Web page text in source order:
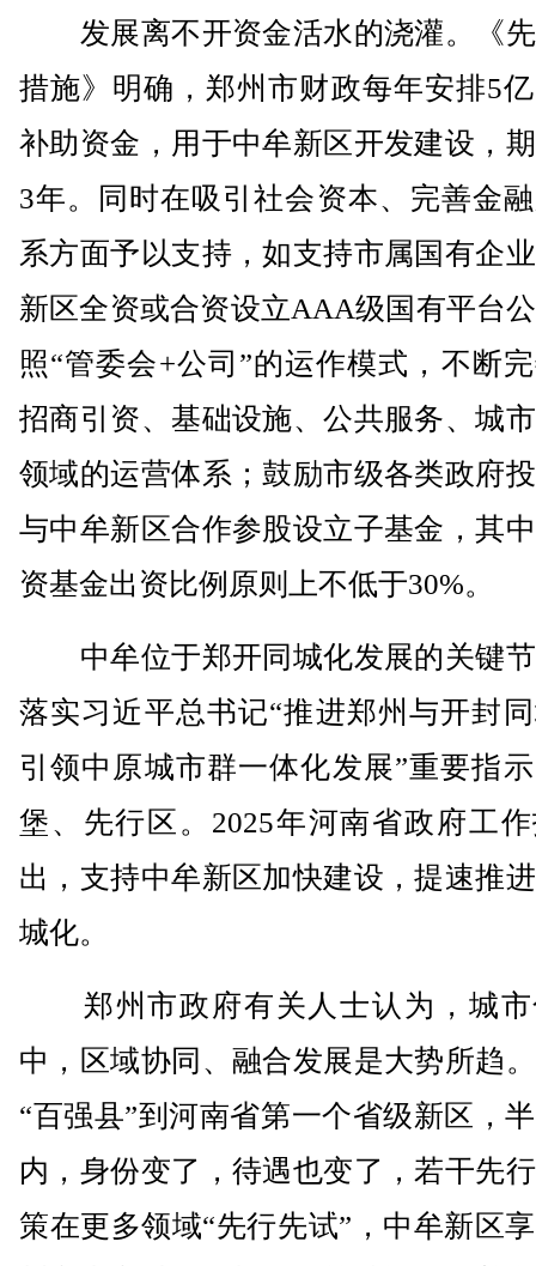
发展离不开资金活水的浇灌。《
措施》明确，郑州市财政每年安排5
补助资金，用于中牟新区开发建设，
3年。同时在吸引社会资本、完善金
系方面予以支持，如支持市属国有企
新区全资或合资设立AAA级国有平台
照“管委会+公司”的运作模式，不断
招商引资、基础设施、公共服务、城
领域的运营体系；鼓励市级各类政府
与中牟新区合作参股设立子基金，其
资基金出资比例原则上不低于30%。
中牟位于郑开同城化发展的关键
落实习近平总书记“推进郑州与开封
引领中原城市群一体化发展”重要指
堡、先行区。2025年河南省政府工
出，支持中牟新区加快建设，提速推
城化。
郑州市政府有关人士认为，城市
中，区域协同、融合发展是大势所趋
“百强县”到河南省第一个省级新区，
内，身份变了，待遇也变了，若干先
策在更多领域“先行先试”，中牟新区